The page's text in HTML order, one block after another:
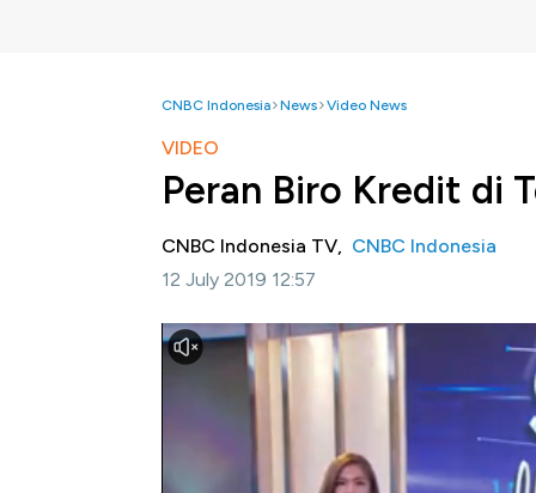
CNBC Indonesia News Video News
VIDEO
Peran Biro Kredit di
CNBC Indonesia TV, CNBC Indonesia
12 July 2019 12:57
Jakarta, CNBC Indonesia- Kepala
Fiscallutfi mengatakan pertumbuhan kredit
tertinggi dalam dua tahun terakhir.
Simak informasi selengkapnya di Squawk